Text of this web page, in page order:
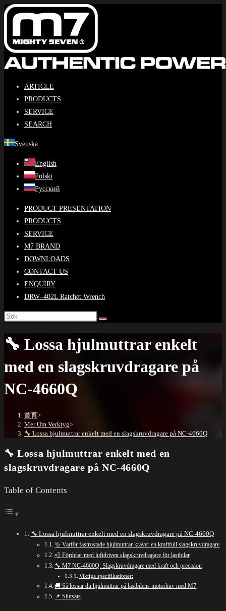
Hoppa
innehållet
ARTICLE
PRODUCTS
SERVICE
SEARCH
Svenska
English
Polski
Русский
PRODUCT PRESENTATION
PRODUCTS
SERVICE
M7 BRAND
DOWNLOADS
CONTACT US
ENQUIRY
DRW–402L Ratchet Wrench
🔧 Lossa hjulmuttrar enkelt
med en slagskruvdragare på
NC-4660Q
首頁>
Mer Om Verktyg>
🔧 Lossa hjulmuttrar enkelt med en slagskruvdragare på NC-4660Q
🔧 Lossa hjulmuttrar enkelt med en
slagskruvdragare på NC-4660Q
Table of Contents
🔧 Lossa hjulmuttrar enkelt med en slagskruvdragare på NC-4660Q
🔩 Varför fastrostade hjulmuttrar kräver en kraftfull slagskruvdragare
💨 Fördelar med luftdriven slagskruvdragare för lastbilar
🔧 M7 NC-4660Q: Slagskruvdragare med kraft och precision
Viktiga specifikationer:
🚚 Så lossar du hjulmuttrar på lastbilens motorhuv med M7
📌 Slutsats